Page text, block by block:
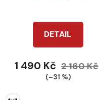
DETAIL
1 490 Kč 2 160 Kč
(–31 %)